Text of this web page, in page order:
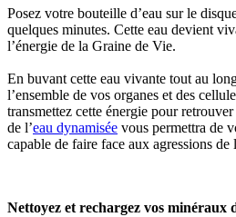
Posez votre bouteille d’eau sur le
quelques minutes. Cette eau devient
l’énergie de la Graine de Vie.
En buvant cette eau vivante tout au
l’ensemble de vos organes et des
transmettez cette énergie pour
de l’eau dynamisée vous permettra de
capable de faire face aux agressions
Nettoyez et rechargez vos minéraux